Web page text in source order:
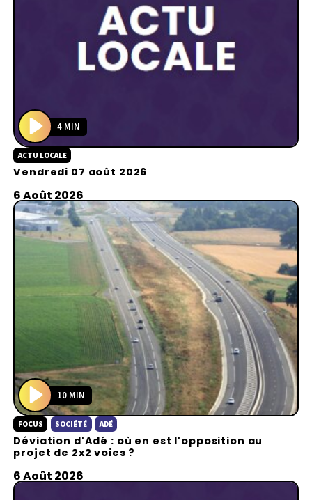
P
l
a
y
4 MIN
ACTU LOCALE
Vendredi 07 août 2026
6 Août 2026
P
l
a
y
10 MIN
FOCUS SOCIÉTÉ ADÉ
Déviation d'Adé : où en est l'opposition au
projet de 2x2 voies ?
6 Août 2026